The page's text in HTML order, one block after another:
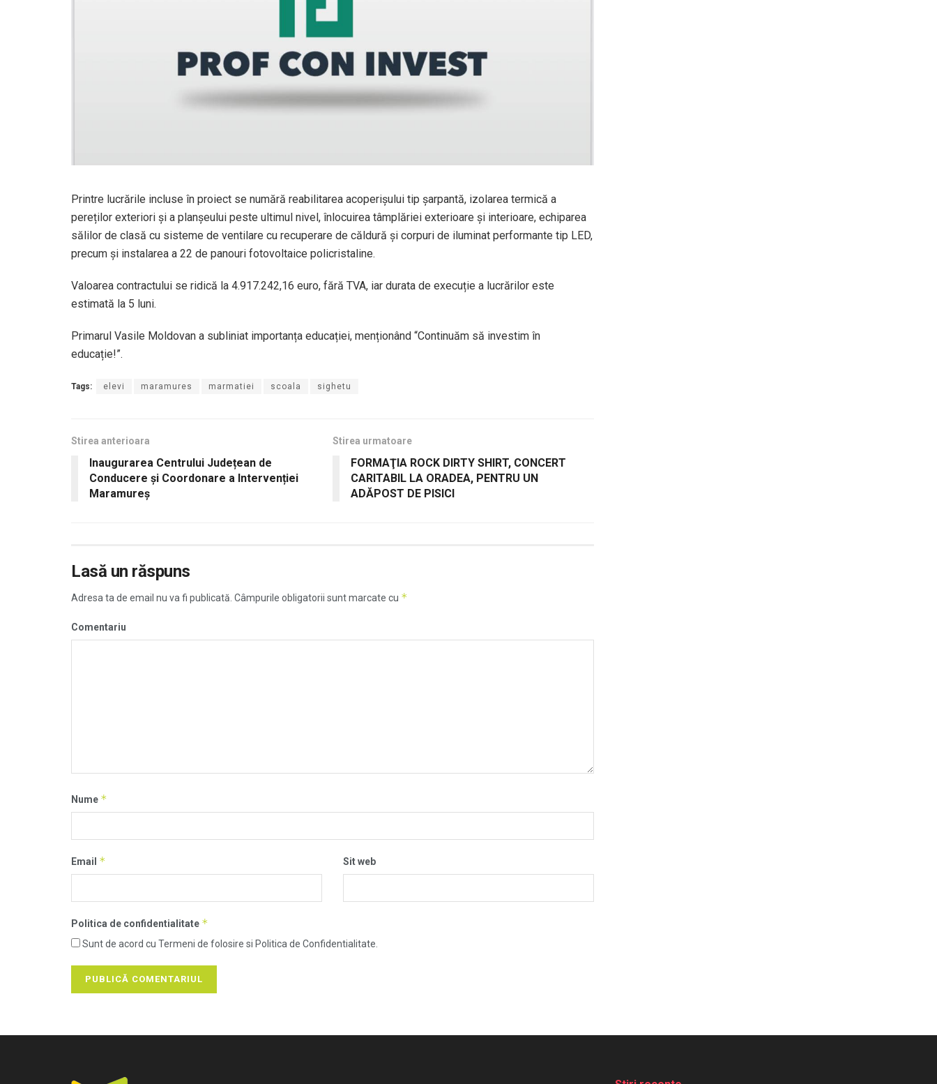
Printre lucrările incluse în proiect se numără reabilitarea acoperișului tip șarpantă, izolarea termică a
pereților exteriori și a planșeului peste ultimul nivel, înlocuirea tâmplăriei exterioare și interioare, echiparea
sălilor de clasă cu sisteme de ventilare cu recuperare de căldură și corpuri de iluminat performante tip LED,
precum și instalarea a 22 de panouri fotovoltaice policristaline.
Valoarea contractului se ridică la 4.917.242,16 euro, fără TVA, iar durata de execuție a lucrărilor este
estimată la 5 luni.
Primarul Vasile Moldovan a subliniat importanța educației, menționând “Continuăm să investim în
educație!”.
Tags: elevi maramures marmatiei scoala sighetu
Stirea anterioara
Inaugurarea Centrului Județean de
Conducere și Coordonare a Intervenției
Maramureș
Stirea urmatoare
FORMAŢIA ROCK DIRTY SHIRT, CONCERT
CARITABIL LA ORADEA, PENTRU UN
ADĂPOST DE PISICI
Lasă un răspuns
Adresa ta de email nu va fi publicată. Câmpurile obligatorii sunt marcate cu *
Comentariu
Nume *
Email * Sit web
Politica de confidentialitate *
Sunt de acord cu Termeni de folosire si Politica de Confidentialitate.